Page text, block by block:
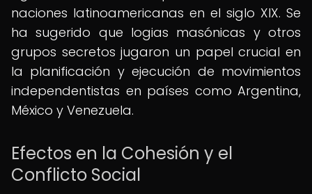
naciones latinoamericanas en el siglo XIX. Se
ha sugerido que logias masónicas y otros
grupos secretos jugaron un papel crucial en
la planificación y ejecución de movimientos
independentistas en países como Argentina,
México y Venezuela.
Efectos en la Cohesión y el
Conflicto Social